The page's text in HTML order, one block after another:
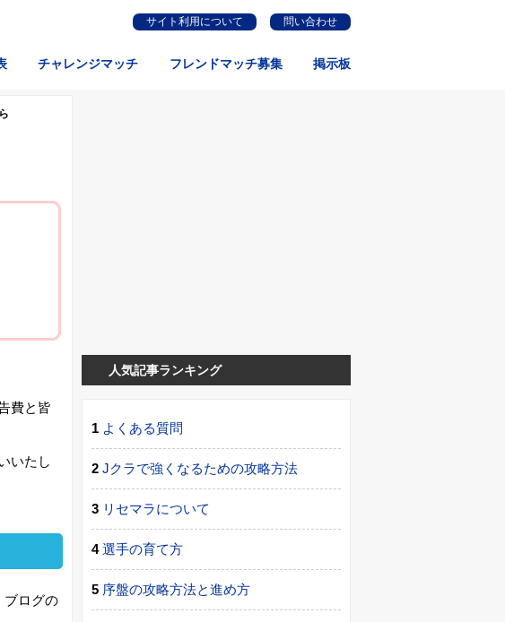
問い合わせ
サイト利用について
チャレンジマッチ フレンドマッチ募集 掲示板
費と皆
いたし
ブログの
人気記事ランキング
よくある質問
Jクラで強くなるための攻略方法
リセマラについて
選手の育て方
序盤の攻略方法と進め方